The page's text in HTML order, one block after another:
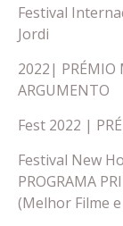
Festival
Jordi
2022| PRÉMIO
ARGUMENTO
Fest 2022 |
Festival New
PROGRAMA
(Melhor Filme